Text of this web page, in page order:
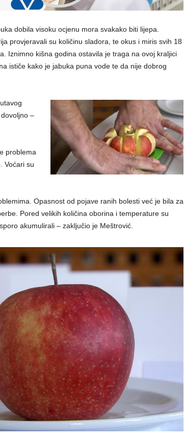
dobila visoku ocjenu mora svakako biti lijepa.
provjeravali su količinu sladora, te okus i miris svih 18
Iznimno kišna godina ostavila je traga na ovoj kraljici
ističe kako je jabuka puna vode te da nije dobrog
–
problema
Voćari su
Opasnost od pojave ranih bolesti već je bila za
Pored velikih količina oborina i temperature su
akumulirali – zaključio je Meštrović.